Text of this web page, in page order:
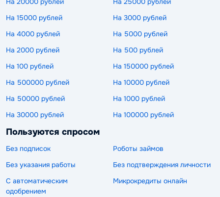
На 15000 рублей
На 3000 рублей
На 4000 рублей
На 5000 рублей
На 2000 рублей
На 500 рублей
На 100 рублей
На 150000 рублей
На 500000 рублей
На 10000 рублей
На 50000 рублей
На 1000 рублей
На 30000 рублей
На 100000 рублей
Пользуются спросом
Без подписок
Роботы займов
Без указания работы
Без подтверждения личности
С автоматическим
одобрением
Микрокредиты онлайн